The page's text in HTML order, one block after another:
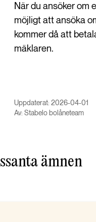
När du ansöker om
möjligt att ansöka
kommer då att
mäklaren.
Uppdaterat: 2026-04-01
Av: Stabelo bolåneteam
ämnen